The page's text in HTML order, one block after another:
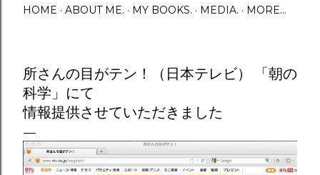
HOME ABOUT ME. MY BOOKS. MEDIA. MORE…
所さんの目がテン！（日本テレビ） 「朝の
科学」にて
情報提供させていただきました